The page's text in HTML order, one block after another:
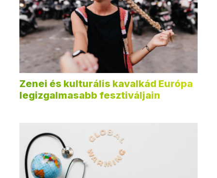
Zenei és kulturális kavalkád Európa
legizgalmasabb fesztiváljain